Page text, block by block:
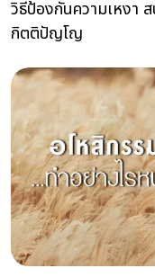
วิธีป้องกันความเหงา
กิตติปัญโญ